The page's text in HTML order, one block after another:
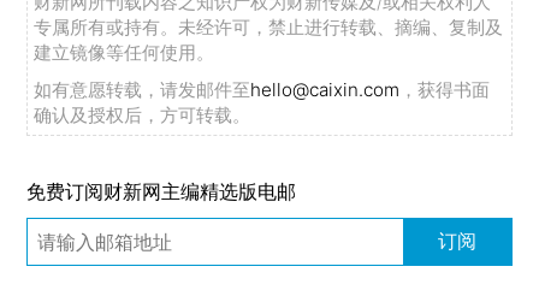
专属所有或持有。未经许可，禁止进行转载、摘编、复制及
建立镜像等任何使用。
如有意愿转载，请发邮件至hello@caixin.com ，获得书面
确认及授权后，方可转载。
免费订阅财新网主编精选版电邮
订阅